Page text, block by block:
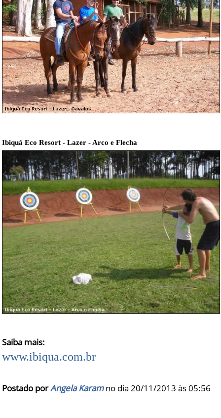
Ibiquá Eco Resort - Lazer - Arco e Flecha
Saiba mais:
www.ibiqua.com.br
Postado porAngela Karamno dia 20/11/2013 às05:56